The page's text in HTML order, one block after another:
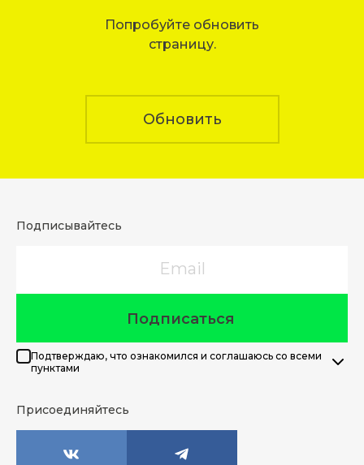
Попробуйте обновить
страницу.
Обновить
Подписывайтесь
Подписаться
Подтверждаю, что ознакомился и соглашаюсь со всеми
пунктами
Присоединяйтесь